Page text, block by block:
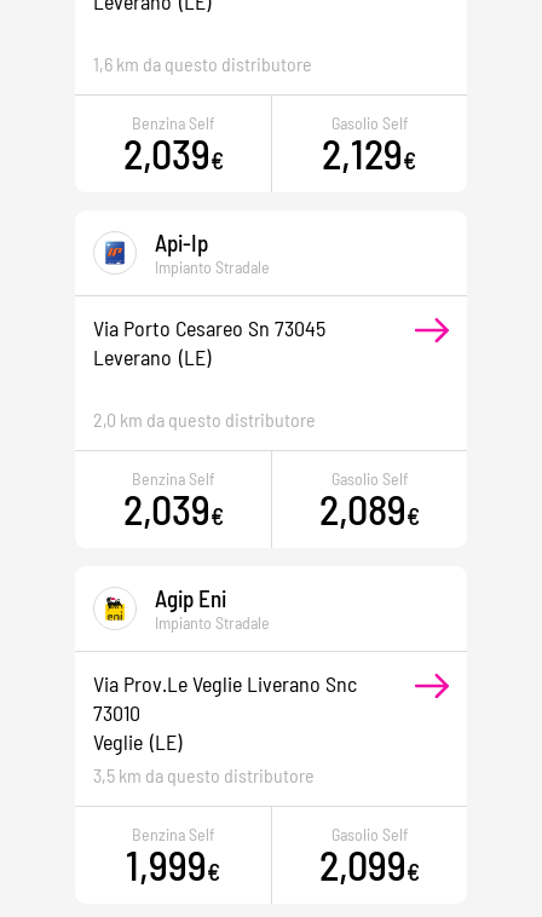
1,6 km da questo distributore
Benzina Self
2,039€
Gasolio Self
2,129€
Api-Ip
Impianto Stradale
Via Porto Cesareo Sn 73045
Leverano (LE)
2,0 km da questo distributore
Benzina Self
2,039€
Gasolio Self
2,089€
Agip Eni
Impianto Stradale
Via Prov.le Veglie Liverano Snc
73010
Veglie (LE)
3,5 km da questo distributore
Benzina Self
1,999€
Gasolio Self
2,099€